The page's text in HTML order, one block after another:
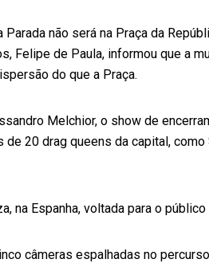
não será na Praça da
Felipe de Paula, informou que a
do que a Praça.
Melchior, o show de
20 drag queens da capital,
na Espanha, voltada para o público
câmeras espalhadas no